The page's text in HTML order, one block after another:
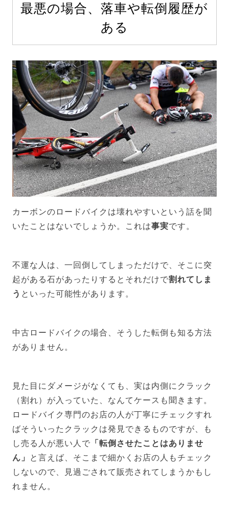
最悪の場合、落車や転倒履歴が
ある
カーボンのロードバイクは壊れやすいという話を聞
いたことはないでしょうか。これは事実です。
不運な人は、一回倒してしまっただけで、そこに突
起がある石があったりするとそれだけで割れてしま
う といった可能性があります。
中古ロードバイクの場合、そうした転倒も知る方法
がありません。
見た目にダメージがなくても、実は内側にクラック
（割れ）が入っていた、なんてケースも聞きます。
ロードバイク専門のお店の人が丁寧にチェックすれ
ばそういったクラックは発見できるものですが、も
し売る人が悪い人で 「転倒させたことはありませ
ん」
と言えば、そこまで細かくお店の人もチェック
しないので、見過ごされて販売されてしまうかもし
れません。